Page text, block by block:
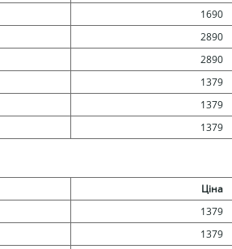
1690
2890
2890
1379
1379
1379
Ціна
1379
1379